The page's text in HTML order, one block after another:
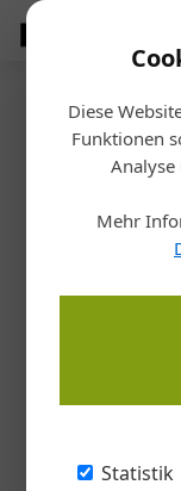
Diese
Funktionen
Mehr
Statistik
Im März 2017
Metalltechnik